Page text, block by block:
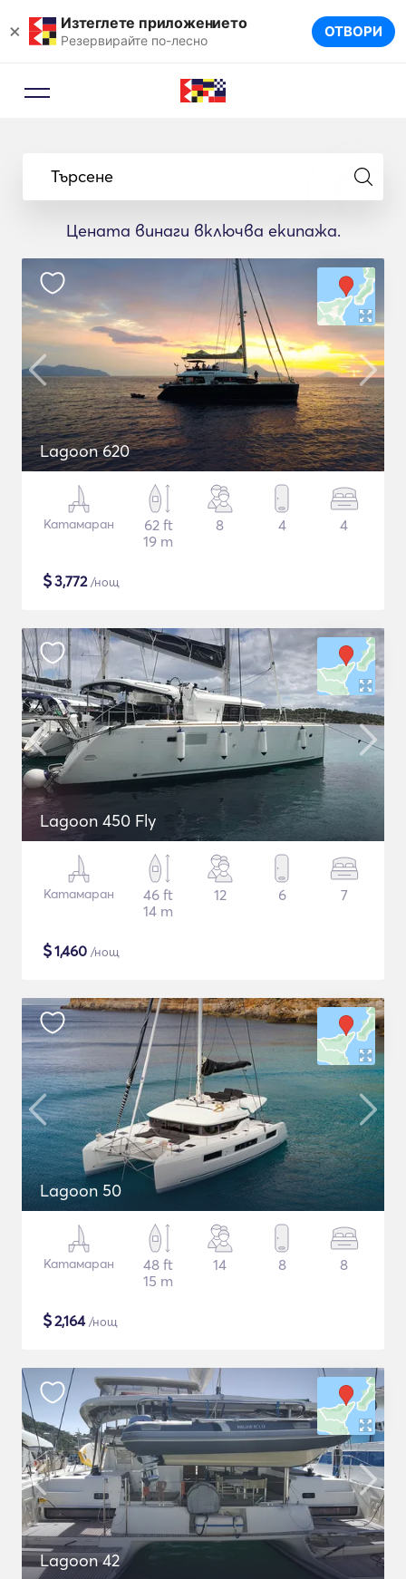
× Изтеглете приложението
Резервирайте по-лесно ОТВОРИ
Търсене
Цената винаги включва екипажа.
Lagoon 620
Катамаран
62 ft
19 m
8 4 4
$3,772/нощ
Lagoon 450 Fly
Катамаран
46 ft
14 m
12 6 7
$1,460 /нощ
Lagoon 50
Катамаран
48 ft
15 m
14 8 8
$2,164/нощ
Lagoon 42